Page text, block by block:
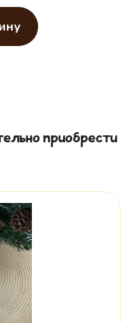
приобрести